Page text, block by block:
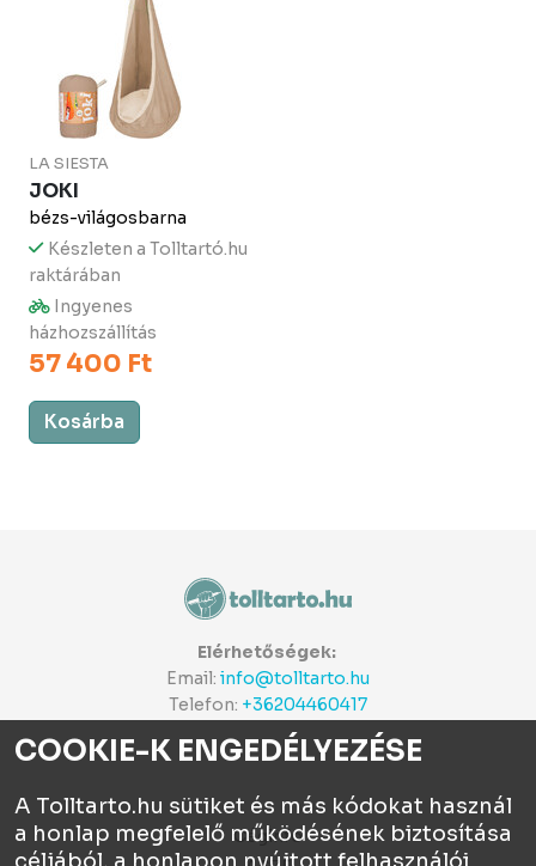
LA SIESTA
JOKI
bézs-világosbarna
Készleten a Tolltartó.hu
raktárában
Ingyenes
házhozszállítás
57 400 Ft
Kosárba
Elérhetőségek:
Email: info@tolltarto.hu
Telefon: +36204460417
Céginfo
COOKIE-K ENGEDÉLYEZÉSE
A Tolltarto.hu sütiket és más kódokat használ
a honlap megfelelő működésének biztosítása